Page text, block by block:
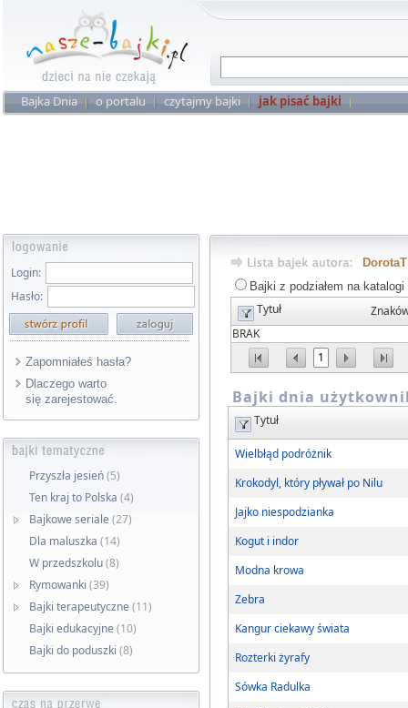
Bajka Dnia o portalu czytajmy bajki jak pisać bajki
Login:
Hasło:
Zapomniałeś hasła?
Dlaczego warto
się zarejestować.
Przyszła jesień(5)
Ten kraj to Polska (4)
Bajkowe seriale (27)
Dla maluszka (14)
W przedszkolu(8)
Rymowanki (39)
Bajki terapeutyczne (11)
Bajki edukacyjne (10)
Bajki do poduszki (8)
Bajki z podziałem na katalogi
Tytuł
1
BRAK
Bajki dnia
Tytuł
Wielbłąd podróżnik
Krokodyl, który pływał po Nilu
Jajko niespodzianka
Kogut i indor
Modna krowa
Zebra
Kangur ciekawy świata
Rozterki żyrafy
Sówka Radulka